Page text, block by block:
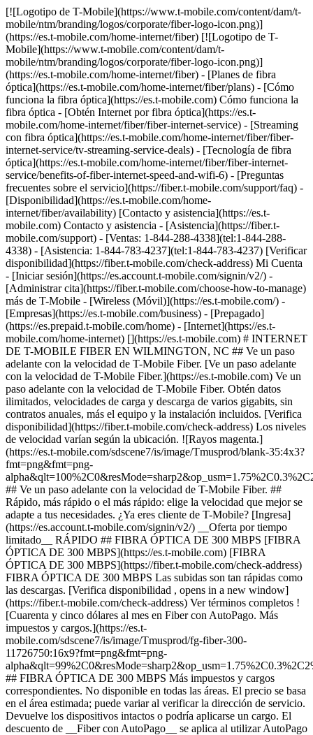
[![Logotipo de T-Mobile](https://www.t-mobile.com/content/dam/t-mobile/ntm/branding/logos/corporate/fiber-logo-icon.png)](https://es.t-mobile.com/home-internet/fiber) [![Logotipo de T-Mobile](https://www.t-mobile.com/content/dam/t-mobile/ntm/branding/logos/corporate/fiber-logo-icon.png)](https://es.t-mobile.com/home-internet/fiber) - [Planes de fibra óptica](https://es.t-mobile.com/home-internet/fiber/plans) - [Cómo funciona la fibra óptica](https://es.t-mobile.com) Cómo funciona la fibra óptica - [Obtén Internet por fibra óptica](https://es.t-mobile.com/home-internet/fiber/fiber-internet-service) - [Streaming con fibra óptica](https://es.t-mobile.com/home-internet/fiber/fiber-internet-service/tv-streaming-service-deals) - [Tecnología de fibra óptica](https://es.t-mobile.com/home-internet/fiber/fiber-internet-service/benefits-of-fiber-internet-speed-and-wifi-6) - [Preguntas frecuentes sobre el servicio](https://fiber.t-mobile.com/support/faq) - [Disponibilidad](https://es.t-mobile.com/home-internet/fiber/availability) [Contacto y asistencia](https://es.t-mobile.com) Contacto y asistencia - [Asistencia](https://fiber.t-mobile.com/support) - [Ventas: 1-844-288-4338](tel:1-844-288-4338) - [Asistencia: 1-844-783-4237](tel:1-844-783-4237) [Verificar disponibilidad](https://fiber.t-mobile.com/check-address) Mi Cuenta - [Iniciar sesión](https://es.account.t-mobile.com/signin/v2/) - [Administrar cita](https://fiber.t-mobile.com/choose-how-to-manage) más de T-Mobile - [Wireless (Móvil)](https://es.t-mobile.com/) - [Empresas](https://es.t-mobile.com/business) - [Prepagado](https://es.prepaid.t-mobile.com/home) - [Internet](https://es.t-mobile.com/home-internet) [](https://es.t-mobile.com) # INTERNET DE T-MOBILE FIBER EN WILMINGTON, NC ## Ve un paso adelante con la velocidad de T-Mobile Fiber. [Ve un paso adelante con la velocidad de T-Mobile Fiber.](https://es.t-mobile.com) Ve un paso adelante con la velocidad de T-Mobile Fiber. Obtén datos ilimitados, velocidades de carga y descarga de varios gigabits, sin contratos anuales, más el equipo y la instalación incluidos. [Verifica disponibilidad](https://fiber.t-mobile.com/check-address) Los niveles de velocidad varían según la ubicación. ![Rayos magenta.](https://es.t-mobile.com/sdscene7/is/image/Tmusprod/blank-35:4x3?fmt=png&fmt=png-alpha&qlt=100%2C0&resMode=sharp2&op_usm=1.75%2C0.3%2C2%2C0) ## Ve un paso adelante con la velocidad de T-Mobile Fiber. ## Rápido, más rápido o el más rápido: elige la velocidad que mejor se adapte a tus necesidades. ¿Ya eres cliente de T-Mobile? [Ingresa](https://es.account.t-mobile.com/signin/v2/) __Oferta por tiempo limitado__ RÁPIDO ## FIBRA ÓPTICA DE 300 MBPS [FIBRA ÓPTICA DE 300 MBPS](https://es.t-mobile.com) [FIBRA ÓPTICA DE 300 MBPS](https://fiber.t-mobile.com/check-address) FIBRA ÓPTICA DE 300 MBPS Las subidas son tan rápidas como las descargas. [Verifica disponibilidad , opens in a new window](https://fiber.t-mobile.com/check-address) Ver términos completos ![Cuarenta y cinco dólares al mes en Fiber con AutoPago. Más impuestos y cargos.](https://es.t-mobile.com/sdscene7/is/image/Tmusprod/fg-fiber-300-11726750:16x9?fmt=png&fmt=png-alpha&qlt=99%2C0&resMode=sharp2&op_usm=1.75%2C0.3%2C2%2C0) ## FIBRA ÓPTICA DE 300 MBPS Más impuestos y cargos correspondientes. No disponible en todas las áreas. El precio se basa en el área estimada; puede variar al verificar la dirección de servicio. Devuelve los dispositivos intactos o podría aplicarse un cargo. El descuento de __Fiber con AutoPago__ se aplica al utilizar AutoPago con una cuenta bancaria o tarjeta de débito; de lo contrario, se aplicará un cargo de $10 más por línea al mes. Es posible que no se vea reflejado en la primera factura. - ### Funciones y beneficios 100% Internet de fibra óptica Datos ilimitados Enrutador wifi incluido Instalación Incluida Beneficios exclusivos con T-Mobile Tuesdays Obtén un descuento de $10 (se muestra) al inscribirte en AutoPago de Fiber __Obtén un mes por cuenta nuestra__ LA MÁS RÁPIDA ## FIBER 1 GIG [FIBER 1 GIG](https://es.t-mobile.com) [FIBER 1 GIG](https://fiber.t-mobile.com/check-address) FIBER 1 GIG Obtén aún más velocidad y rendimiento en más lugares. [Verifica disponibilidad , opens in a new window](https://fiber.t-mobile.com/check-address) __Mes por cuenta nuestra:__ pasados los primeros 30 días, el plan se renueva automáticamente a la tarifa habitual ($70/mes por 1 Giga), más impuestos y cargos. Ver términos completos ![Sesenta dólares al mes con AutoPago de Fiber; más impuestos y cargos. $70/mes sin el descuento.](https://es.t-mobile.com/sdscene7/is/image/Tmusprod/fg-fiber-1-gig-11726750:16x9?fmt=png&fmt=png-alpha&qlt=99%2C0&resMode=sharp2&op_usm=1.75%2C0.3%2C2%2C0) ## FIBER 1 GIG Más impuestos y cargos aplicables. No disponible en todas las áreas. Precios basados ​​en la ubicación estimada; pueden variar según la dirección de servicio verificada. Devuelve cada dispositivo en perfecto estado; de lo contrario, se podría aplicar un cargo. __Extensor wifi mesh:__ Incluye hasta 1 extensores mesh según sea necesario, en función de la evaluación de un instalador profesional. El descuento de __Fiber con AutoPago__ se aplica al utilizar AutoPago con una cuenta bancaria o tarjeta de débito; de lo contrario, se aplicará un cargo de $10 más por línea al mes. Es posible que no se vea reflejado en la primera factura. __Mes por cuenta nuestra:__ oferta por tiempo limitado; sujeta a cambio. Requiere un plan de 1 Giga (o superior). Si se cancelaron líneas en los últimos 90 días, es posible que primero deban reactivarse. Se puede cancelar en cualquier momento. Máximo de 1 por cuenta. No se puede combinar con ciertas ofertas, descuentos o promociones. - ### Funciones y beneficios 100% Internet de fibra óptica Datos ilimitados Enrutador wifi incluido Instalación Incluida Extensor de red wifi según sea necesario Beneficios exclusivos con T-Mobile Tuesdays Obtén un descuento de $10 (se muestra) al inscribirte en AutoPago de Fiber __Obtén un mes por cuenta nuestra + un reembolso de $100__ LA MÁS RÁPIDA ## FIBER 2 GIG [FIBER 2 GIG](https://es.t-mobile.com) [FIBER 2 GIG](https://fiber.t-mobile.com/check-address) FIBER 2 GIG Administra tu trabajo, entretenimiento y más con nuestras velocidades más rápidas y el wifi más potente. [Verifica disponibilidad , opens in a new window](https://fiber.t-mobile.com/check-address) __Mes por cuenta nuestra:__ pasados los primeros 30 días, el plan se renueva automáticamente a la tarifa habitual ($80/mes por 2 Giga), más impuestos y cargos. __$100 de reembolso:__ vía tarjeta virtual de prepago en un plan elegible. Puede demorar 14 semanas después de la instalación. Ver términos completos ![Setenta dólares al mes con AutoPago de Fiber; más impuestos y cargos. $80/mes sin el descuento.](https://es.t-mobile.com/sdscene7/is/image/Tmusprod/fg-fiber-2-gig-11726750:16x9?fmt=png&fmt=png-alpha&qlt=99%2C0&resMode=sharp2&op_usm=1.75%2C0.3%2C2%2C0) ## FIBER 2 GIG Más impuestos y cargos aplicables. No disponible en todas las áreas. Precios basados ​​en la ubicación estimada; pueden variar según la dirección de servicio verificada. Devuelve cada dispositivo sin daños o se podría aplicar un cargo. __Extensor wifi mesh:__ incluye hasta 1 extensores mesh, según sea necesario, en función de la evaluación de un instalador profesional. El descuento en __Fiber por AutoPago__ se aplica al utilizar AutoPago con una cuenta bancaria o tarjeta de débito; de lo contrario, $10 más por línea al mes. Es posible que no se vea reflejado en la primera factura. __$100 de reembolso:__ oferta por tiempo limitado; sujeta a cambio. Requiere activación de nueva línea de Internet Fiber en plan de 2 Gigas. El pedido debe realizarse antes del 8/31/26 y la instalación hasta el 9/30/26. Si se cancelaron líneas de Internet en los últimos 90 días, es posible que deban reactivarse primero. $100 con una tarjeta virtual de prepago Mastercard; para usar por Internet o en tiendas mediante apps móviles de pago aceptadas; __no tiene acceso a dinero en efectivo y vence en 6 meses__. La tarjeta virtual es emitida por Pathward®, N.A., miembro de FDIC, conforme a una licencia de Mastercard International Incorporated. Mastercard y el diseño de los círculos son marcas registradas de Mastercard International Incorporated. No permite acceder a dinero en efectivo ni realizar pagos recurrentes. Puede utilizarse donde se acepten tarjetas de débito Mastercard por Internet, para pedidos por teléfono/correo o en tiendas que acepten billetera móvil. Válido hasta 6 meses; los fondos no utilizados se perderán después de la fecha de vencimiento válida. Se aplican términos y condiciones. La línea con promoción debe estar activa y al corriente cuando la tarjeta sea emitida. Máximo de 1/cuenta. No se puede combinar con ciertas ofertas, descuentos o promociones. __Mes por cuenta nuestra:__ oferta por tiempo limitado; sujeta a cambio. Requiere un plan de 1 Giga (o superior). Si se cancelaron líneas en los últimos 90 días, es posible que primero deban reactivarse. Se puede cancelar en cualquier momento. Máximo de 1 por cuenta. No se puede combinar con ciertas ofertas, descuentos o promociones. - ### Funciones y beneficios 100% Internet de fibra óptica Datos ilimitados Enrutador wifi incluido Instalación Incluida Extensor de red wifi según sea necesario Beneficios exclusivos con T-Mobile Tuesdays Obtén un descuento de $10 (se muestra) al inscribirte en AutoPago de Fiber [Mas info sobre planes , opens in a new window](https://es.t-mobile.com/home-internet/fiber/plans) ## Descubre los beneficios increíbles del servicio de Internet T-Mobile Fiber en Wilmington, NC. ## Velocidades Gigabit. Velocidades de carga y descarga de varios gigabits. Ver términos completos ![Ícono de velocidades Gigabit](https://es.t-mobile.com/sdscene7/is/image/Tmusprod/Gigabit%2